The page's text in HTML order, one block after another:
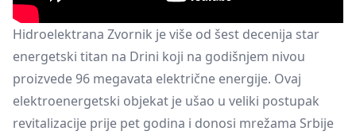
Hidroelektrana Zvornik je više od šest decenija star
energetski titan na Drini koji na godišnjem nivou
proizvede 96 megavata električne energije. Ovaj
elektroenergetski objekat je ušao u veliki postupak
revitalizacije prije pet godina i donosi mrežama Srbije